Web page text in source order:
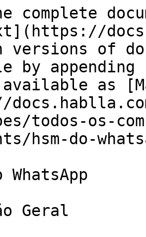
complete
versions of
by
as
todos-os-
hsm-do-
WhatsApp
Geral